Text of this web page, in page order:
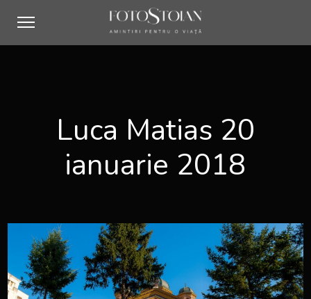
Luca Matias 20
ianuarie 2018